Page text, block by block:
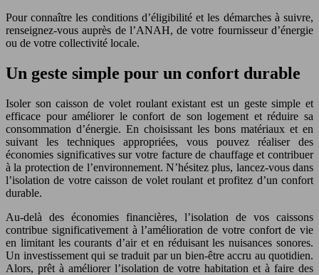
Pour connaître les conditions d’éligibilité et les démarches à suivre,
renseignez-vous auprès de l’ANAH, de votre fournisseur d’énergie
ou de votre collectivité locale.
Un geste simple pour un confort durable
Isoler son caisson de volet roulant existant est un geste simple et
efficace pour améliorer le confort de son logement et réduire sa
consommation d’énergie. En choisissant les bons matériaux et en
suivant les techniques appropriées, vous pouvez réaliser des
économies significatives sur votre facture de chauffage et contribuer
à la protection de l’environnement. N’hésitez plus, lancez-vous dans
l’isolation de votre caisson de volet roulant et profitez d’un confort
durable.
Au-delà des économies financières, l’isolation de vos caissons
contribue significativement à l’amélioration de votre confort de vie
en limitant les courants d’air et en réduisant les nuisances sonores.
Un investissement qui se traduit par un bien-être accru au quotidien.
Alors, prêt à améliorer l’isolation de votre habitation et à faire des